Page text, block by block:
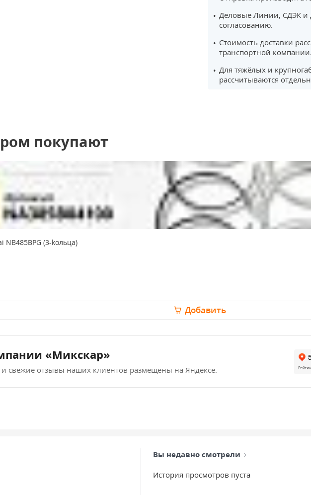
Деловые Линии, СДЭК и
согласованию.
Стоимость доставки
транспортной компании.
Для тяжёлых и
рассчитываются
покупают
(3-koльцa)
Добавить
«Микскар»
свежие отзывы наших клиентов размещены на Яндексе.
Вы недавно смотрели
История просмотров пуста